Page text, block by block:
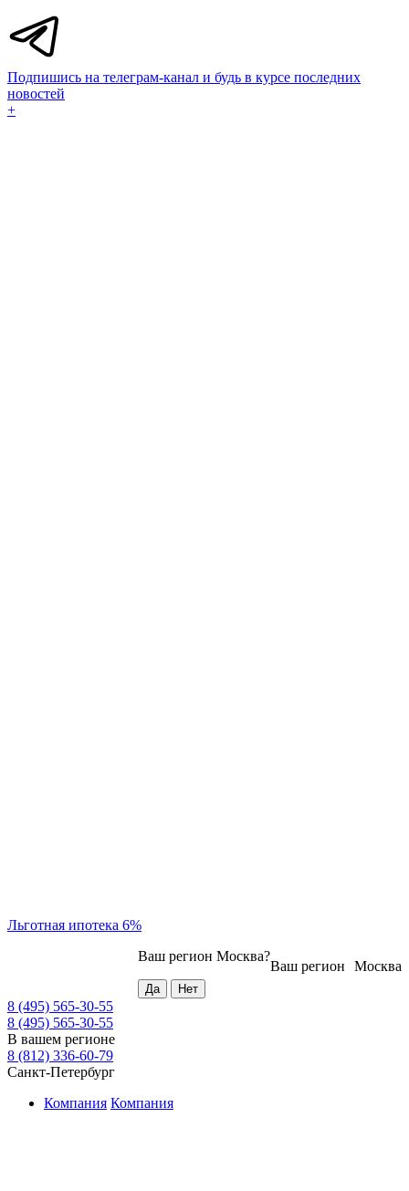
Подпишись на телеграм-канал и будь в курсе последних
новостей
+
Льготная ипотека 6%
Москва
Ваш регион
Ваш регион Москва?
8 (495) 565-30-55
8 (495) 565-30-55
В вашем регионе
8 (812) 336-60-79
Санкт-Петербург
Компания Компания